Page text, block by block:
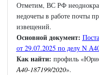
Отметим, ВС РФ
недочеты в работе почты
извещений.
Основной документ:
от 29.07.2025 по делу N
Как найти: профиль
А40-187199/2020».